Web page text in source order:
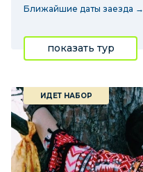
Ближайшие даты заезда →
показать тур
ИДЕТ НАБОР